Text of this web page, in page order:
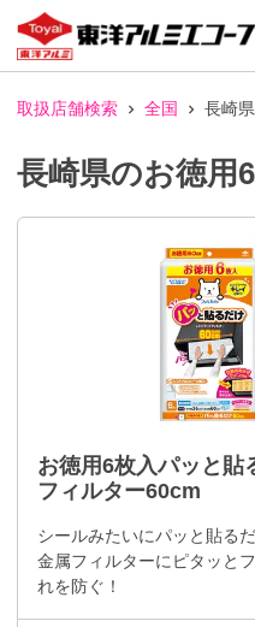
取扱店舗検索 全国 長崎
長崎県のお徳用
お徳用6枚入パッと貼
フィルター60cm
シールみたいにパッと貼る
金属フィルターにピタッと
れを防ぐ！